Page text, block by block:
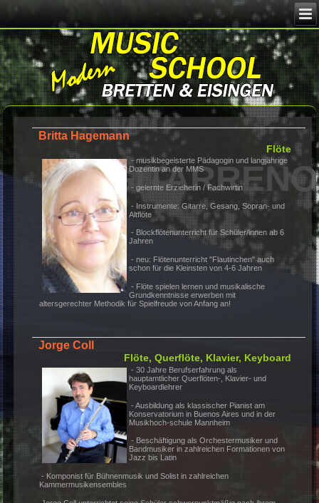
Image 02
MMStudio
Britta Hagemann
- musikbegeisterte Pädagogin und
Dozentin an der MMS
- gelernte Erzieherin / Fachwirtin
- Instrumente: Gitarre, Gesang, Sopran-
- Blockflötenunterricht für Schüler/innen
Jahren
- neu: Flötenunterricht "Flautinchen"
- Flöte spielen lernen und musikalische
altersgerechter Methodik für Spielfreude von Anfang an!
Jorge Coll
Flöte, Querflöte, Klavier,
hauptamtlicher Querflöten-, Klavier- und
Keyboardlehrer
- Ausbildung als klassischer Pianist am
Konservatorium in Buenos Aires und in
Musikhoch-schule Mannheim